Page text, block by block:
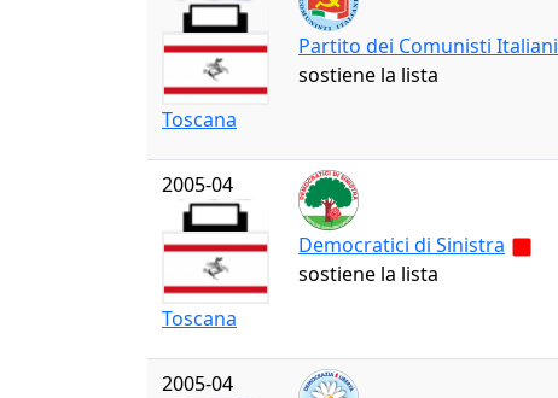
Toscana
Partito dei Comunisti Italiani
sostiene la lista
2005-04
Toscana
Democratici di Sinistra
sostiene la lista
2005-04